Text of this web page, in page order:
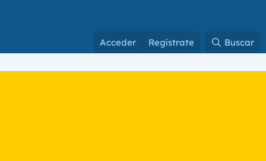
Acceder Regístrate Buscar